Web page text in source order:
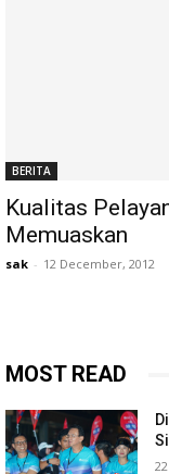
BERITA
Kualitas
Memuaskan
sak - 12 December, 2012
MOST READ